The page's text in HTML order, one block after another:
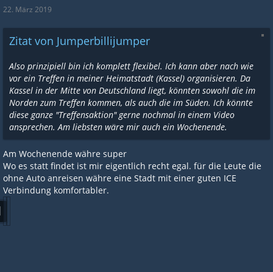
22. März 2019
Zitat von Jumperbillijumper
Also prinzipiell bin ich komplett flexibel. Ich kann aber nach wie
vor ein Treffen in meiner Heimatstadt (Kassel) organisieren. Da
Kassel in der Mitte von Deutschland liegt, könnten sowohl die im
Norden zum Treffen kommen, als auch die im Süden. Ich könnte
diese ganze "Treffensaktion" gerne nochmal in einem Video
ansprechen. Am liebsten wäre mir auch ein Wochenende.
Am Wochenende währe super
Wo es statt findet ist mir eigentlich recht egal. für die Leute die
ohne Auto anreisen währe eine Stadt mit einer guten ICE
Verbindung komfortabler.